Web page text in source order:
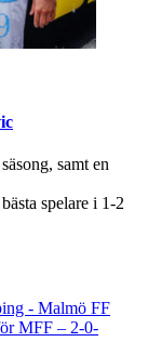
samt en
spelare i 1-2
MFF – 2-0-